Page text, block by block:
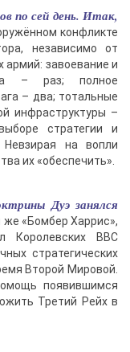
по сей день. Итак,
конфликте
независимо от
завоевание и
– раз; полное
– два; тотальные
инфраструктуры –
стратегии и
Невзирая на вопли
их «обеспечить».
Дуэ занялся
же «Бомбер Харрис»,
Королевских ВВС
стратегических
Второй Мировой.
появившимся
Третий Рейх в